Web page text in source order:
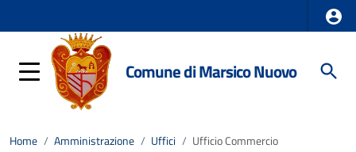
Comune di Marsico Nuovo
Home / Amministrazione / Uffici / Ufficio Commercio